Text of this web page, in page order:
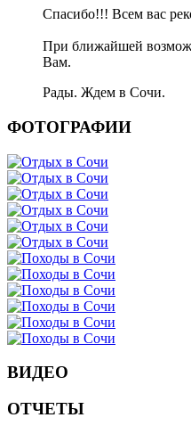
Спасибо!!! Всем вас
При ближайшей
Вам.
Рады. Ждем в Сочи.
ФОТОГРАФИИ
ВИДЕО
ОТЧЕТЫ